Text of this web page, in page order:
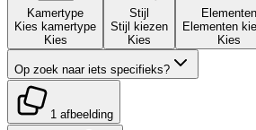
Kamertype
Kies kamertype
Kies
Stijl
Stijl kiezen
Kies
Elementen
Elementen
Kies
Op zoek naar iets specifieks?
1 afbeelding